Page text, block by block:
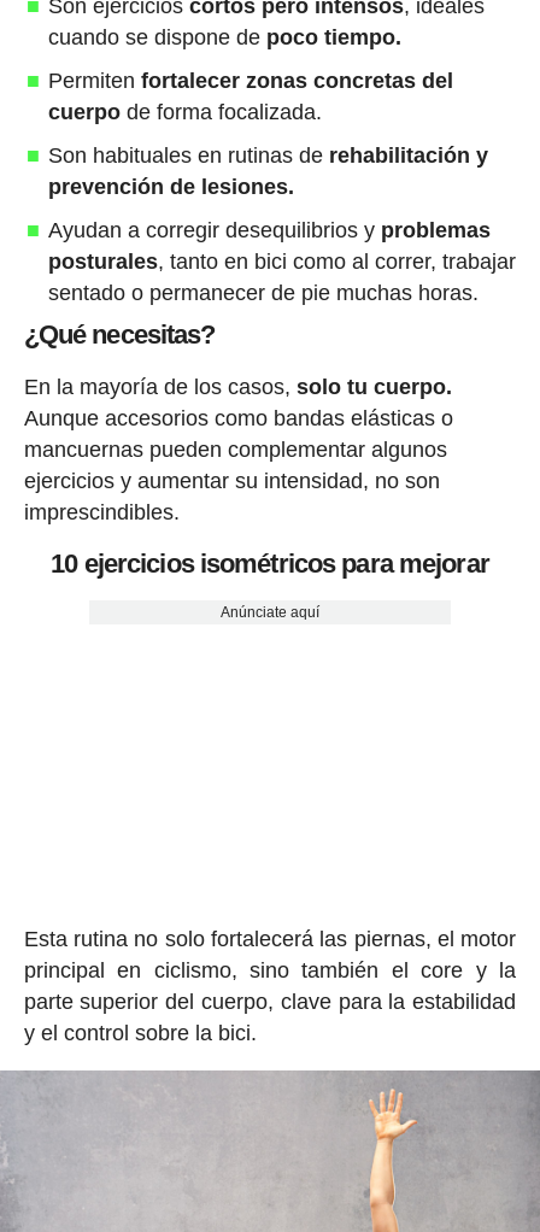
Son ejercicios cortos pero intensos, ideales
cuando se dispone de poco tiempo.
Permiten fortalecer zonas concretas del
cuerpode forma focalizada.
Son habituales en rutinas derehabilitación y
prevención de lesiones.
Ayudan a corregir desequilibrios y problemas
posturales, tanto en bici como al correr, trabajar
sentado o permanecer de pie muchas horas.
¿Qué necesitas?
En la mayoría de los casos, solo tu cuerpo.
Aunque accesorios como bandas elásticas o
mancuernas pueden complementar algunos
ejercicios y aumentar su intensidad, no son
imprescindibles.
10 ejercicios isométricos para mejorar
Anúnciate aquí
Esta rutina no solo fortalecerá las piernas, el motor
principal en ciclismo, sino también el core y la
parte superior del cuerpo, clave para la estabilidad
y el control sobre la bici.